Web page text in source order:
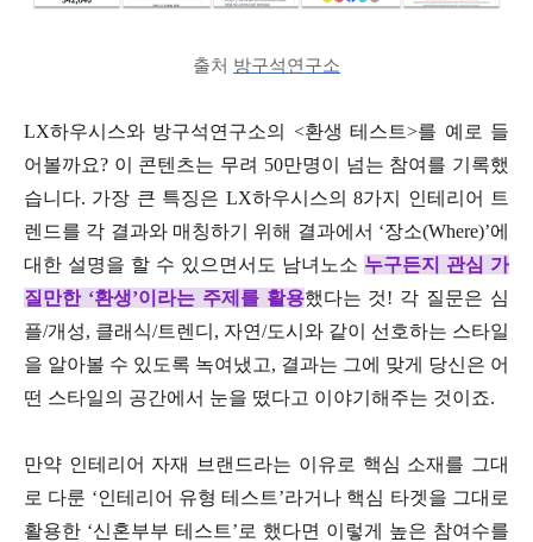
출처 방구석연구소
LX하우시스와 방구석연구소의 <환생 테스트>를 예로 들
어볼까요? 이 콘텐츠는 무려 50만명이 넘는 참여를 기록했
습니다. 가장 큰 특징은 LX하우시스의 8가지 인테리어 트
렌드를 각 결과와 매칭하기 위해 결과에서 ‘장소(Where)’에
대한 설명을 할 수 있으면서도 남녀노소 누구든지 관심 가
질만한 ‘환생’이라는 주제를 활용했다는 것! 각 질문은 심
플/개성, 클래식/트렌디, 자연/도시와 같이 선호하는 스타일
을 알아볼 수 있도록 녹여냈고, 결과는 그에 맞게 당신은 어
떤 스타일의 공간에서 눈을 떴다고 이야기해주는 것이죠.
만약 인테리어 자재 브랜드라는 이유로 핵심 소재를 그대
로 다룬 ‘인테리어 유형 테스트’라거나 핵심 타겟을 그대로
활용한 ‘신혼부부 테스트’로 했다면 이렇게 높은 참여수를